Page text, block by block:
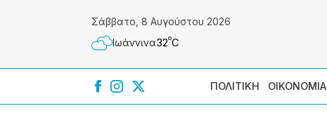
Σάββατο, 8 Αυγούστου 2026
Ιωάννɩνα32ºC
ΠΟΛΙΤΙΚΗ ΟΙΚΟΝΟΜΙΑ